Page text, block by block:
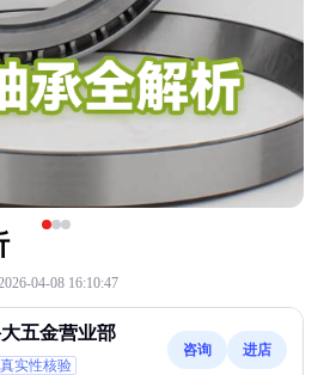
04-08 16:10:47
五金营业部
实性核验
咨询 进店